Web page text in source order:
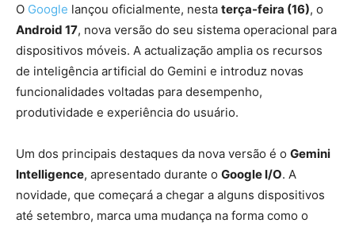
O Google lançou oficialmente, nesta terça-feira (16), o
Android 17, nova versão do seu sistema operacional para
dispositivos móveis. A actualização amplia os recursos
de inteligência artificial do Gemini e introduz novas
funcionalidades voltadas para desempenho,
produtividade e experiência do usuário.
Um dos principais destaques da nova versão é o Gemini
Intelligence, apresentado durante o Google I/O. A
novidade, que começará a chegar a alguns dispositivos
até setembro, marca uma mudança na forma como o